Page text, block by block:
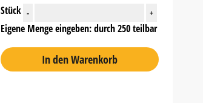
Stück - +
Eigene Menge eingeben: durch 250 teilbar
In den Warenkorb